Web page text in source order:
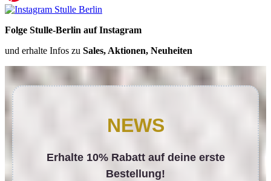
Folge Stulle-Berlin auf Instagram
und erhalte Infos zu Sales, Aktionen, Neuheiten
NEWS
Erhalte 10% Rabatt auf deine erste
Bestellung!